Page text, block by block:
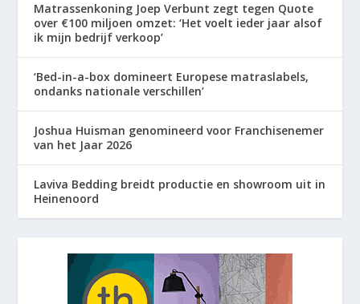
Matrassenkoning Joep Verbunt zegt tegen Quote
over €100 miljoen omzet: ‘Het voelt ieder jaar alsof
ik mijn bedrijf verkoop’
‘Bed-in-a-box domineert Europese matraslabels,
ondanks nationale verschillen’
Joshua Huisman genomineerd voor Franchisenemer
van het Jaar 2026
Laviva Bedding breidt productie en showroom uit in
Heinenoord